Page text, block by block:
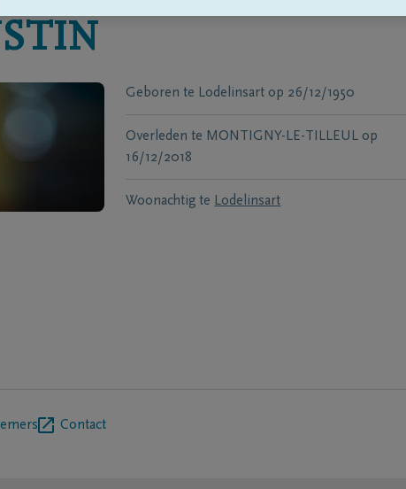
Geboren te Lodelinsart op 26/12/1950
Overleden te MONTIGNY-LE-TILLEUL op
16/12/2018
Woonachtig te Lodelinsart
Contact